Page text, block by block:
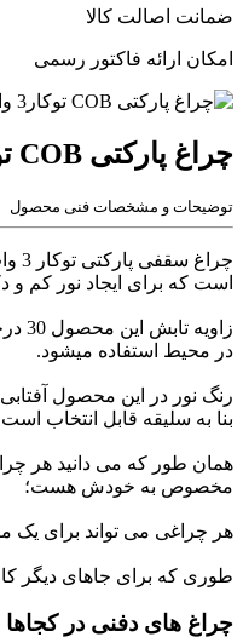
ضمانت اصالت کالا
امکان ارائه فاکتور رسمی
چراغ پارکتی COB توکار3 وات ( اوبلیا ) 4M
توضیحات و مشخصات فنی محصول
است که برای ایجاد نور کم و
در محیط استفاده میشود.
بنا به سلیقه قابل انتخاب
همان طور که می دانید هر
مخصوص به خودش هست؛
هر چراغی می تواند برای یک
طوری که برای جاهای دیگر
چراغ های دفنی در کجاها